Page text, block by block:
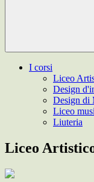
I corsi
Liceo
Design
Design di
Liceo
Liuteria
Liceo